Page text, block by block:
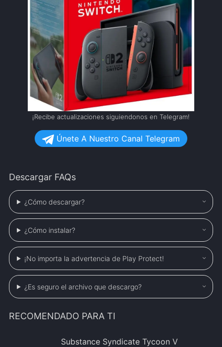
¡Recibe actualizaciones siguiendonos en Telegram!
Únete A Nuestro Canal Telegram
Descargar FAQs
¿Cómo descargar?
¿Cómo instalar?
¡No importa la advertencia de Play Protect!
¿Es seguro el archivo que descargo?
RECOMENDADO PARA TI
Substance Syndicate Tycoon V